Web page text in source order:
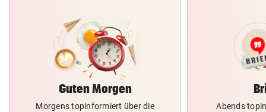
Guten Morgen
Morgens topinformiert über die
Abends